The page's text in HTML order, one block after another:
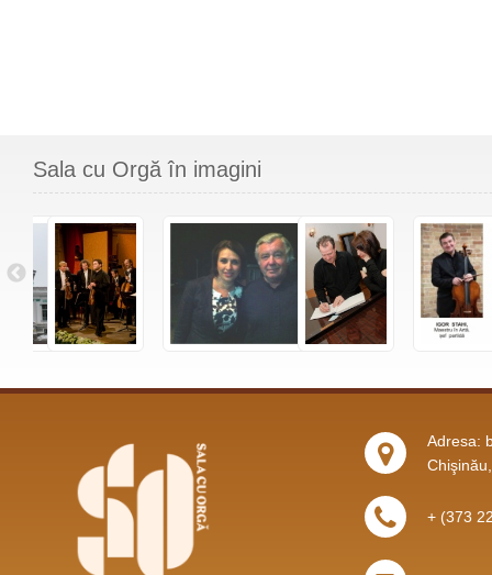
Sala cu Orgă în imagini
Adresa:
+ (373